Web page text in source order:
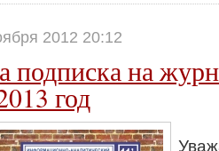
2012 20:12
подписка на
год